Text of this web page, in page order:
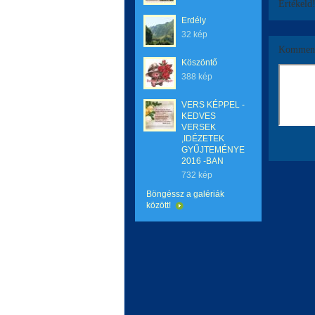
Erdély
32 kép
Köszöntő
388 kép
VERS KÉPPEL -
KEDVES
VERSEK
,IDÉZETEK
GYŰJTEMÉNYE
2016 -BAN
732 kép
Böngéssz a galériák
között!
Értékeld!